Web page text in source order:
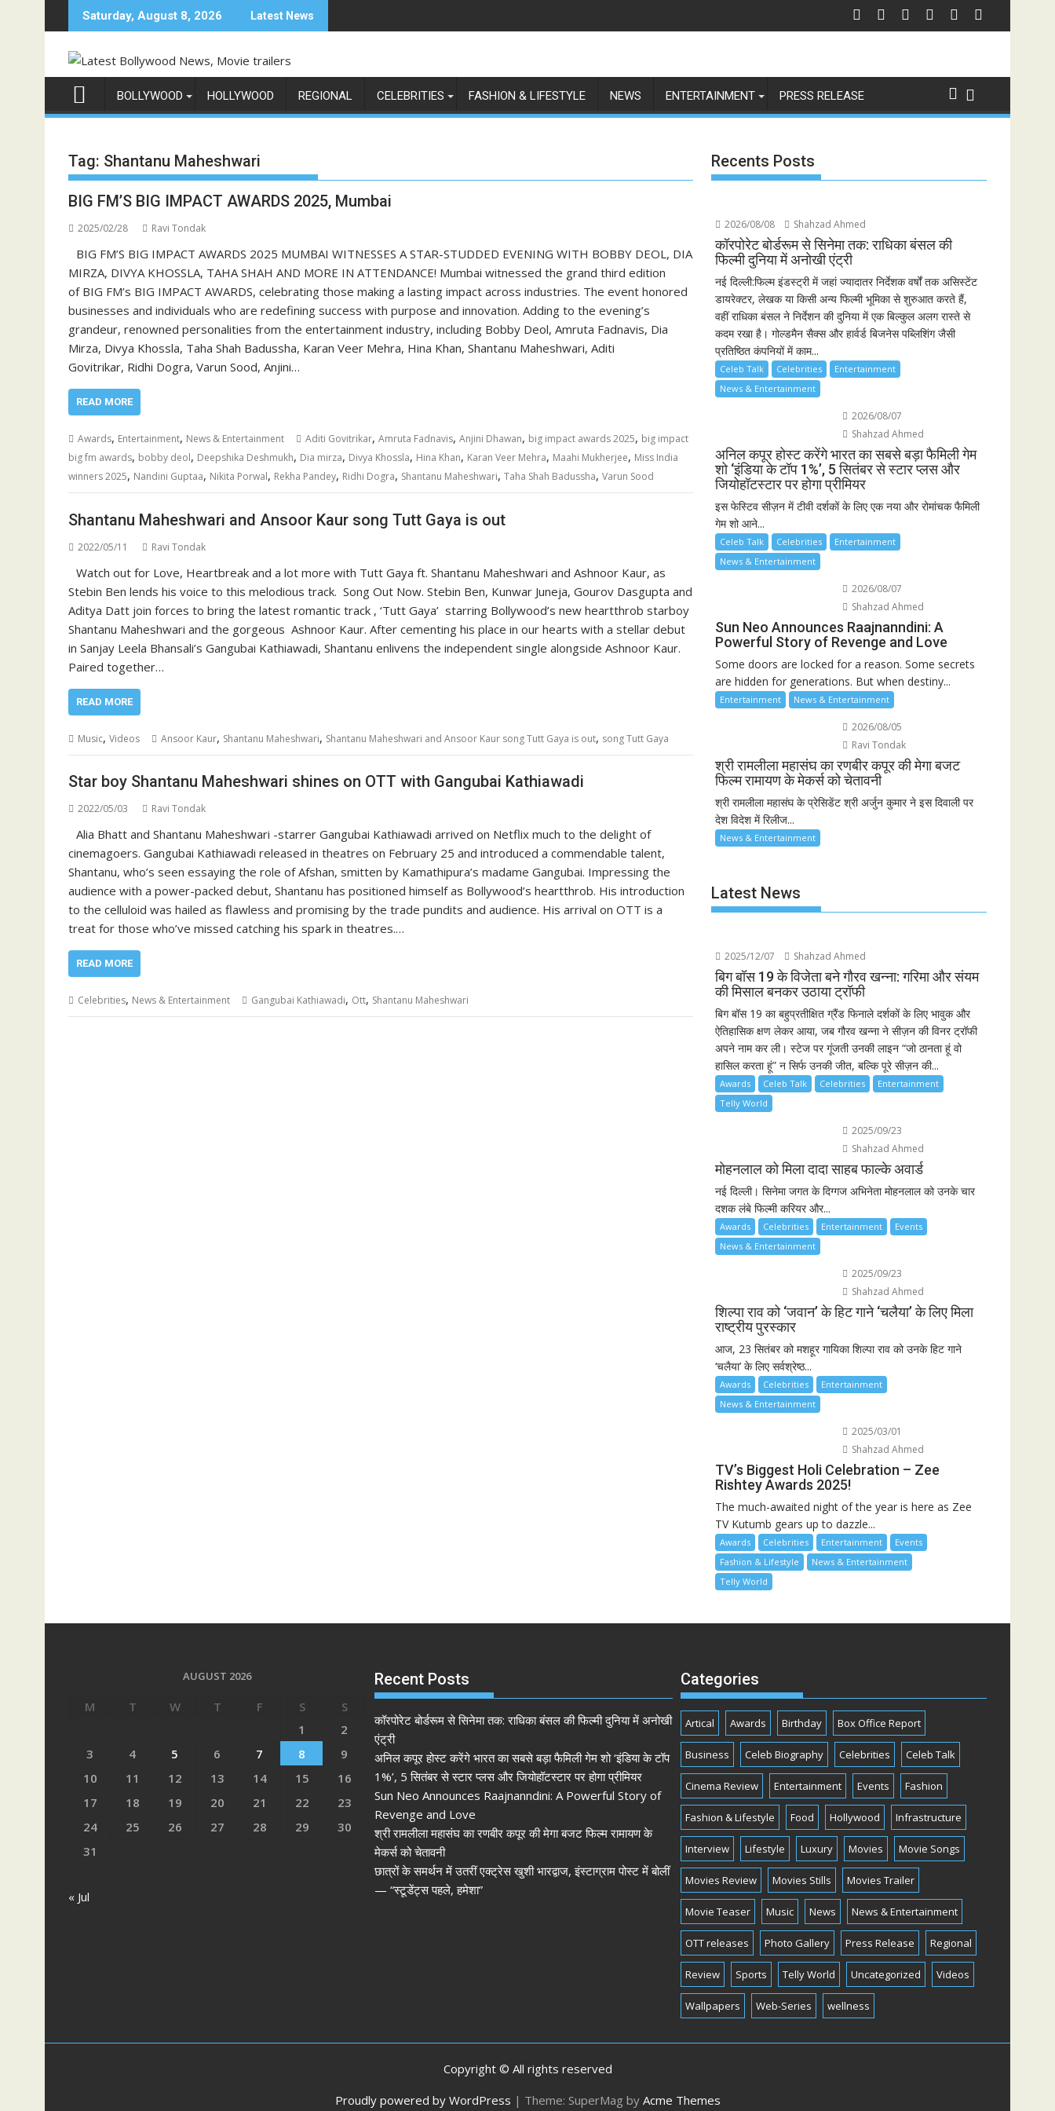
to
Saturday, August 8, 2026 Latest News
BOLLYWOOD HOLLYWOOD REGIONAL CELEBRITIES FASHION & LIFESTYLE NEWS ENTERTAINMENT PRESS RELEASE
Tag: Shantanu Maheshwari
BIG FM’S BIG IMPACT AWARDS 2025, Mumbai
2025/02/28 Ravi Tondak
BIG FM’S BIG IMPACT AWARDS 2025 MUMBAI WITNESSES A STAR-STUDDED EVENING WITH BOBBY DEOL, DIA
MIRZA, DIVYA KHOSSLA, TAHA SHAH AND MORE IN ATTENDANCE! Mumbai witnessed the grand third edition
of BIG FM’s BIG IMPACT AWARDS, celebrating those making a lasting impact across industries. The event honored
businesses and individuals who are redefining success with purpose and innovation. Adding to the evening’s
grandeur, renowned personalities from the entertainment industry, including Bobby Deol, Amruta Fadnavis, Dia
Mirza, Divya Khossla, Taha Shah Badussha, Karan Veer Mehra, Hina Khan, Shantanu Maheshwari, Aditi
Govitrikar, Ridhi Dogra, Varun Sood, Anjini…
READ MORE
Awards, Entertainment, News & Entertainment Aditi Govitrikar, Amruta Fadnavis, Anjini Dhawan, big impact awards 2025, big impact
big fm awards, bobby deol, Deepshika Deshmukh, Dia mirza, Divya Khossla, Hina Khan, Karan Veer Mehra, Maahi Mukherjee, Miss India
winners 2025, Nandini Guptaa, Nikita Porwal, Rekha Pandey, Ridhi Dogra, Shantanu Maheshwari, Taha Shah Badussha, Varun Sood
Shantanu Maheshwari and Ansoor Kaur song Tutt Gaya is out
2022/05/11 Ravi Tondak
Watch out for Love, Heartbreak and a lot more with Tutt Gaya ft. Shantanu Maheshwari and Ashnoor Kaur, as
Stebin Ben lends his voice to this melodious track. Song Out Now. Stebin Ben, Kunwar Juneja, Gourov Dasgupta and
Aditya Datt join forces to bring the latest romantic track , ‘Tutt Gaya’ starring Bollywood’s new heartthrob starboy
Shantanu Maheshwari and the gorgeous Ashnoor Kaur. After cementing his place in our hearts with a stellar debut
in Sanjay Leela Bhansali’s Gangubai Kathiawadi, Shantanu enlivens the independent single alongside Ashnoor Kaur.
Paired together…
READ MORE
Music, Videos Ansoor Kaur, Shantanu Maheshwari, Shantanu Maheshwari and Ansoor Kaur song Tutt Gaya is out, song Tutt Gaya
Star boy Shantanu Maheshwari shines on OTT with Gangubai Kathiawadi
2022/05/03 Ravi Tondak
Alia Bhatt and Shantanu Maheshwari -starrer Gangubai Kathiawadi arrived on Netflix much to the delight of
cinemagoers. Gangubai Kathiawadi released in theatres on February 25 and introduced a commendable talent,
Shantanu, who’s seen essaying the role of Afshan, smitten by Kamathipura’s madame Gangubai. Impressing the
audience with a power-packed debut, Shantanu has positioned himself as Bollywood’s heartthrob. His introduction
to the celluloid was hailed as flawless and promising by the trade pundits and audience. His arrival on OTT is a
treat for those who’ve missed catching his spark in theatres.…
READ MORE
Celebrities, News & Entertainment Gangubai Kathiawadi, Ott, Shantanu Maheshwari
Recents Posts
2026/08/08 Shahzad Ahmed
कॉरपोरेट बोर्डरूम से सिनेमा तक: राधिका बंसल की
फिल्मी दुनिया में अनोखी एंट्री
नई दिल्ली:फिल्म इंडस्ट्री में जहां ज्यादातर निर्देशक वर्षों तक असिस्टेंट
डायरेक्टर, लेखक या किसी अन्य फिल्मी भूमिका से शुरुआत करते हैं,
वहीं राधिका बंसल ने निर्देशन की दुनिया में एक बिल्कुल अलग रास्ते से
कदम रखा है। गोल्डमैन सैक्स और हार्वर्ड बिजनेस पब्लिशिंग जैसी
प्रतिष्ठित कंपनियों में काम...
Celeb Talk Celebrities
Entertainment
News & Entertainment
2026/08/07
Shahzad Ahmed
अनिल कपूर होस्ट करेंगे भारत का सबसे बड़ा फैमिली गेम
शो ‘इंडिया के टॉप 1%’, 5 सितंबर से स्टार प्लस और
जियोहॉटस्टार पर होगा प्रीमियर
इस फेस्टिव सीज़न में टीवी दर्शकों के लिए एक नया और रोमांचक फैमिली
गेम शो आने...
Celeb Talk Celebrities
Entertainment
News & Entertainment
2026/08/07
Shahzad Ahmed
Sun Neo Announces Raajnanndini: A
Powerful Story of Revenge and Love
Some doors are locked for a reason. Some secrets
are hidden for generations. But when destiny...
Entertainment News & Entertainment
2026/08/05
Ravi Tondak
श्री रामलीला महासंघ का रणबीर कपूर की मेगा बजट
फिल्म रामायण के मेकर्स को चेतावनी
श्री रामलीला महासंघ के प्रेसिडेंट श्री अर्जुन कुमार ने इस दिवाली पर
देश विदेश में रिलीज...
News & Entertainment
Latest News
2025/12/07 Shahzad Ahmed
बिग बॉस 19 के विजेता बने गौरव खन्ना: गरिमा और संयम
की मिसाल बनकर उठाया ट्रॉफी
बिग बॉस 19 का बहुप्रतीक्षित ग्रैंड फिनाले दर्शकों के लिए भावुक और
ऐतिहासिक क्षण लेकर आया, जब गौरव खन्ना ने सीज़न की विनर ट्रॉफी
अपने नाम कर ली। स्टेज पर गूंजती उनकी लाइन “जो ठानता हूं वो
हासिल करता हूं” न सिर्फ उनकी जीत, बल्कि पूरे सीज़न की...
Awards Celeb Talk Celebrities
Entertainment
Telly World
2025/09/23
Shahzad Ahmed
मोहनलाल को मिला दादा साहब फाल्के अवार्ड
नई दिल्ली। सिनेमा जगत के दिग्गज अभिनेता मोहनलाल को उनके चार
दशक लंबे फिल्मी करियर और...
Awards Celebrities Entertainment
Events
News & Entertainment
2025/09/23
Shahzad Ahmed
शिल्पा राव को ‘जवान’ के हिट गाने ‘चलैया’ के लिए मिला
राष्ट्रीय पुरस्कार
आज, 23 सितंबर को मशहूर गायिका शिल्पा राव को उनके हिट गाने
‘चलैया’ के लिए सर्वश्रेष्ठ...
Awards Celebrities
Entertainment
News & Entertainment
2025/03/01
Shahzad Ahmed
TV’s Biggest Holi Celebration – Zee
Rishtey Awards 2025!
The much-awaited night of the year is here as Zee
TV Kutumb gears up to dazzle...
Awards Celebrities Entertainment
Events
Fashion & Lifestyle
News & Entertainment
Telly World
AUGUST 2026
M T W T F S
S
1
2
3
4 5 6 7 8
9
10
11 12 13 14 15
16
17
18 19 20 21 22
23
24
25 26 27 28 29
30
31
« Jul
Recent Posts
कॉरपोरेट बोर्डरूम से सिनेमा तक: राधिका बंसल की फिल्मी दुनिया में अनोखी
एंट्री
अनिल कपूर होस्ट करेंगे भारत का सबसे बड़ा फैमिली गेम शो ‘इंडिया के टॉप
1%’, 5 सितंबर से स्टार प्लस और जियोहॉटस्टार पर होगा प्रीमियर
Sun Neo Announces Raajnanndini: A Powerful Story of
Revenge and Love
श्री रामलीला महासंघ का रणबीर कपूर की मेगा बजट फिल्म रामायण के
मेकर्स को चेतावनी
छात्रों के समर्थन में उतरीं एक्ट्रेस खुशी भारद्वाज, इंस्टाग्राम पोस्ट में बोलीं
— “स्टूडेंट्स पहले, हमेशा”
Categories
Artical Awards Birthday Box Office Report
Business Celeb Biography Celebrities Celeb Talk
Cinema Review Entertainment Events Fashion
Fashion & Lifestyle Food Hollywood Infrastructure
Interview Lifestyle Luxury Movies Movie Songs
Movies Review Movies Stills Movies Trailer
Movie Teaser Music News News & Entertainment
OTT releases Photo Gallery Press Release Regional
Review Sports Telly World Uncategorized Videos
Wallpapers Web-Series wellness
Copyright © All rights reserved
Proudly powered by WordPress | Theme: SuperMag by Acme Themes